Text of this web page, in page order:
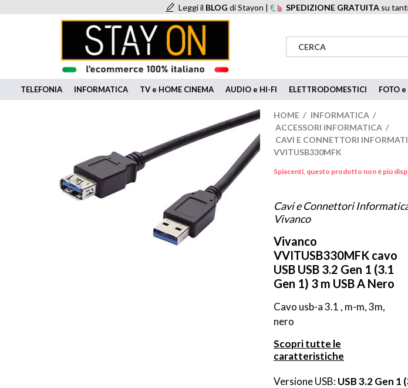
Leggi il BLOG di Stayon | SPEDIZIONE GRATUITA su
TELEFONIA INFORMATICA TV e HOME CINEMA AUDIO e HI-FI ELETTRODOMESTICI FOTO
HOME / INFORMATICA /
ACCESSORI INFORMATICA /
CAVI E CONNETTORI
VVITUSB330MFK
Spiacenti, questo prodotto non é più
Cavi e Connettori
Vivanco
Vivanco
VVITUSB330MFK cavo
USB USB 3.2 Gen 1 (3.1
Gen 1) 3 m USB A Nero
Cavo usb-a 3.1 , m-m, 3m,
nero
Scopri tutte le
caratteristiche
Versione USB: USB 3.2 Gen 1